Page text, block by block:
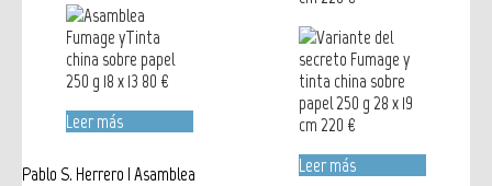
Leer más
Pablo S. Herrero | Asamblea
Leer más